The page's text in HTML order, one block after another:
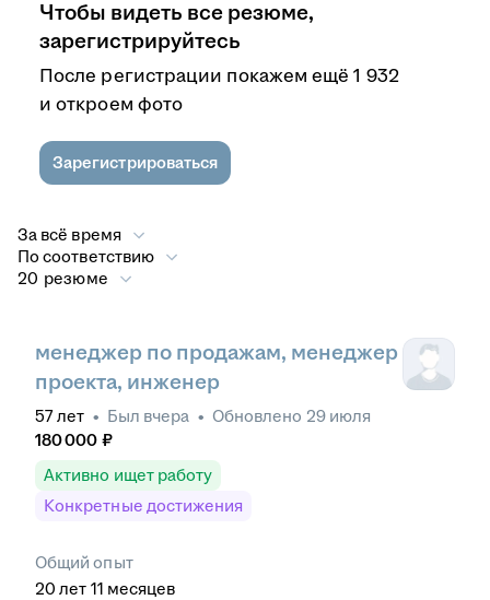
Чтобы видеть все резюме,
зарегистрируйтесь
После регистрации покажем ещё 1 932
и откроем фото
Зарегистрироваться
За всё время
По соответствию
20 резюме
менеджер по продажам, менеджер
проекта, инженер
57лет • Был вчера • Обновлено 29 июля
180 000 ₽
Активно ищет работу
Конкретные достижения
Общий опыт
20 лет 11 месяцев